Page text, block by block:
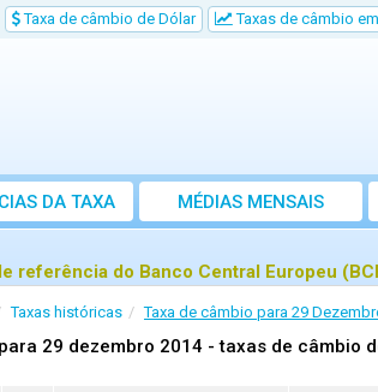
Taxa de câmbio de Dólar Taxas de câmbio
DA TAXA MÉDIAS MENSAIS
referência do Banco Central Europeu
Taxas históricas Taxa de câmbio para 29
29 dezembro 2014 - taxas de câmbio